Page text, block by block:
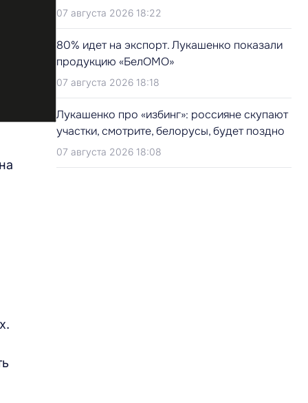
07 августа 2026 18:22
80% идет на экспорт. Лукашенко показали
продукцию «БелОМО»
07 августа 2026 18:18
Лукашенко про «избинг»: россияне скупают
участки, смотрите, белорусы, будет поздно
07 августа 2026 18:08